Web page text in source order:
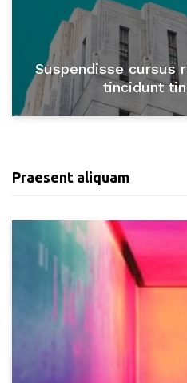
Suspendisse cursus
tincidunt
Praesent aliquam